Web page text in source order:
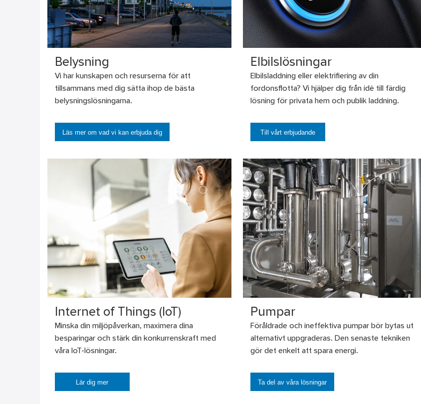
Belysning
Vi har kunskapen och resurserna för att
tillsammans med dig sätta ihop de bästa
belysningslösningarna.
Läs mer om vad vi kan erbjuda dig
Elbilslösningar
Elbilsladdning eller elektrifiering av din
fordonsflotta? Vi hjälper dig från idé till färdig
lösning för privata hem och publik laddning.
Till vårt erbjudande
Internet of Things (IoT)
Minska din miljöpåverkan, maximera dina
besparingar och stärk din konkurrenskraft med
våra IoT-lösningar.
Lär dig mer
Pumpar
Föråldrade och ineffektiva pumpar bör bytas ut
alternativt uppgraderas. Den senaste tekniken
gör det enkelt att spara energi.
Ta del av våra lösningar